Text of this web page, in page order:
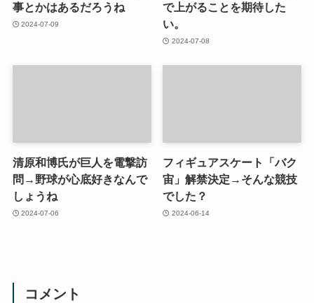
事とかはあるだろうね
2024-07-09
で上がることを期待した
い。
2024-07-08
清原和博氏が巨人を電撃訪
問→野球が心底好きなんで
しょうね
2024-07-06
フィギュアスケート「バク
宙」解禁決定→そんな競技
でした？
2024-06-14
コメント